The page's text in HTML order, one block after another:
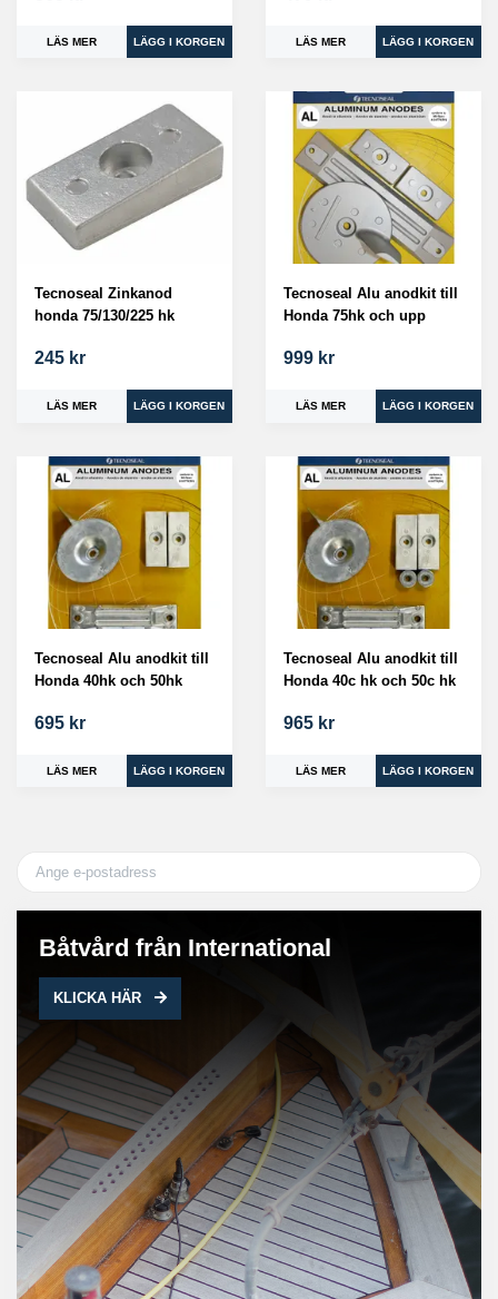
Båtvård från International
KLICKA HÄR
LÄS MER LÄS MER
Tecnoseal Zinkanod
honda 75/130/225 hk
245 kr
LÄS MER
Tecnoseal Alu anodkit till
Honda 75hk och upp
999 kr
LÄS MER
Tecnoseal Alu anodkit till
Honda 40hk och 50hk
695 kr
LÄS MER
Tecnoseal Alu anodkit till
Honda 40c hk och 50c hk
965 kr
LÄS MER